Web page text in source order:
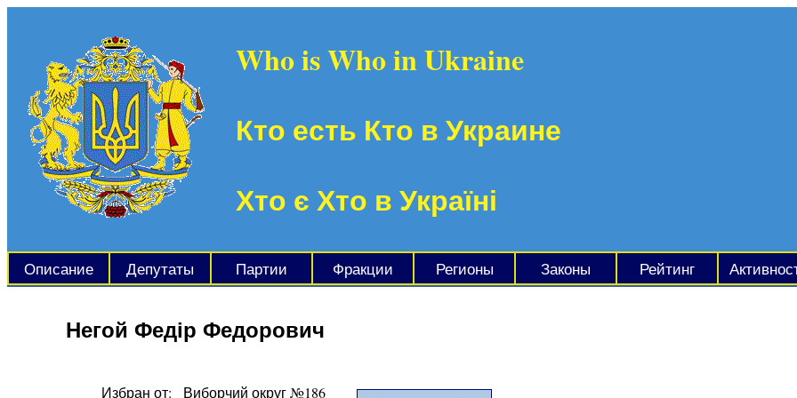
Who is Who in Ukraine
Кто есть Кто в Украине
Хто є Хто в Україні
Описание Депутаты Партии Фракции Регионы Законы Рейтинг
Негой Федір Федорович
Избран от:
Виборчий округ №186